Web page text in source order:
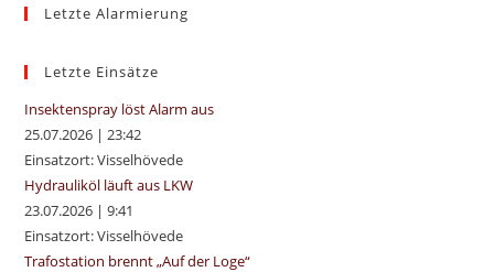
Letzte Alarmierung
Letzte Einsätze
Insektenspray löst Alarm aus
25.07.2026 |23:42
Einsatzort: Visselhövede
Hydrauliköl läuft aus LKW
23.07.2026 |9:41
Einsatzort: Visselhövede
Trafostation brennt „Auf der Loge“